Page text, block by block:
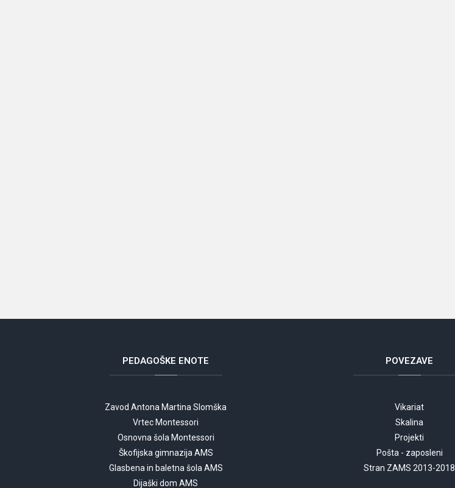
PEDAGOŠKE ENOTE
Zavod Antona Martina Slomška
Vrtec Montessori
Osnovna šola Montessori
Škofijska gimnazija AMS
Glasbena in baletna šola AMS
Dijaški dom AMS
POVEZAVE
Vikariat
Skalina
Projekti
Pošta - zaposleni
Stran ZAMS 2013-2018